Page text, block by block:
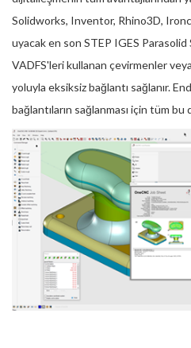
Solidworks, Inventor, Rhino3D,
uyacak en son STEP IGES
VADFS'leri kullanan çevirmenler
yoluyla eksiksiz bağlantı sağlanır.
bağlantıların sağlanması için tüm